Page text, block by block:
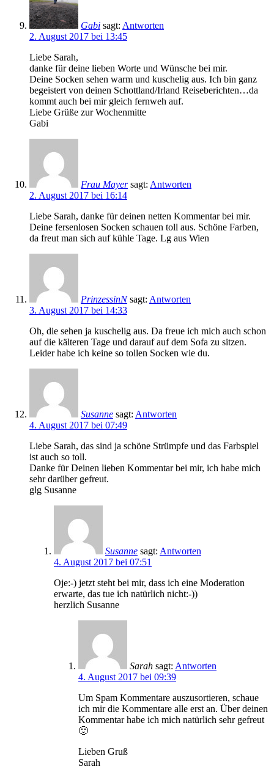
Gabi sagt: Antworten
2. August 2017 bei 13:45
Liebe Sarah,
danke für deine lieben Worte und Wünsche bei mir.
Deine Socken sehen warm und kuschelig aus. Ich bin ganz
begeistert von deinen Schottland/Irland Reiseberichten…da
kommt auch bei mir gleich fernweh auf.
Liebe Grüße zur Wochenmitte
Gabi
Frau Mayer sagt: Antworten
2. August 2017 bei 16:14
Liebe Sarah, danke für deinen netten Kommentar bei mir.
Deine fersenlosen Socken schauen toll aus. Schöne Farben,
da freut man sich auf kühle Tage. Lg aus Wien
PrinzessinN sagt: Antworten
3. August 2017 bei 14:33
Oh, die sehen ja kuschelig aus. Da freue ich mich auch schon
auf die kälteren Tage und darauf auf dem Sofa zu sitzen.
Leider habe ich keine so tollen Socken wie du.
Susanne sagt: Antworten
4. August 2017 bei 07:49
Liebe Sarah, das sind ja schöne Strümpfe und das Farbspiel
ist auch so toll.
Danke für Deinen lieben Kommentar bei mir, ich habe mich
sehr darüber gefreut.
glg Susanne
Susanne sagt: Antworten
4. August 2017 bei 07:51
Oje:-) jetzt steht bei mir, dass ich eine Moderation
erwarte, das tue ich natürlich nicht:-))
herzlich Susanne
Sarah sagt: Antworten
4. August 2017 bei 09:39
Um Spam Kommentare auszusortieren, schaue
ich mir die Kommentare alle erst an. Über deinen
Kommentar habe ich mich natürlich sehr gefreut
🙂
Lieben Gruß
Sarah